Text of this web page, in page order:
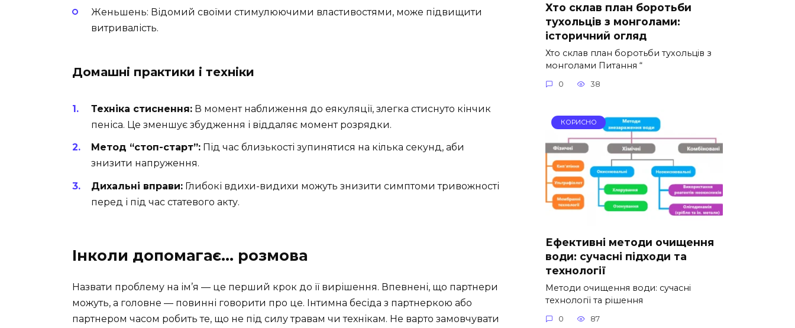
Женьшень: Відомий своїми стимулюючими властивостями, може підвищити
витривалість.
Домашні практики і техніки
Техніка стиснення: В момент наближення до еякуляції, злегка стиснуто кінчик
пеніса. Це зменшує збудження і віддаляє момент розрядки.
Метод “стоп-старт”: Під час близькості зупинятися на кілька секунд, аби
знизити напруження.
Дихальні вправи: Глибокі вдихи-видихи можуть знизити симптоми тривожності
перед і під час статевого акту.
Інколи допомагає… розмова
Назвати проблему на ім’я — це перший крок до її вирішення. Впевнені, що партнери
можуть, а головне — повинні говорити про це. Інтимна бесіда з партнеркою або
партнером часом робить те, що не під силу травам чи технікам. Не варто замовчувати
Хто склав план боротьби
тухольців з монголами:
історичний огляд
Хто склав план боротьби тухольців з
монголами Питання “
0 38
КОРИСНО
Ефективні методи очищення
води: сучасні підходи та
технології
Методи очищення води: сучасні
технології та рішення
0 87